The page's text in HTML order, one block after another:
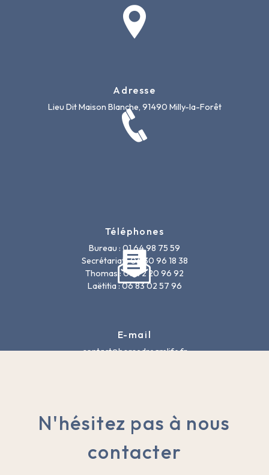
Adresse
Lieu Dit Maison Blanche, 91490 Milly-la-Forêt
Téléphones
Bureau : 01 64 98 75 59
Secrétariat : 06 30 96 18 38
Thomas : 06 72 20 96 92
Laëtitia : 06 83 02 57 96
E-mail
contact@horsedreamlife.fr
N'hésitez pas à nous
contacter